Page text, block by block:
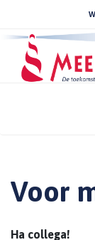
Voor
Ha collega!